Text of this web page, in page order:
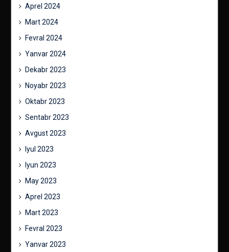
Aprel 2024
Mart 2024
Fevral 2024
Yanvar 2024
Dekabr 2023
Noyabr 2023
Oktabr 2023
Sentabr 2023
Avgust 2023
Iyul 2023
Iyun 2023
May 2023
Aprel 2023
Mart 2023
Fevral 2023
Yanvar 2023